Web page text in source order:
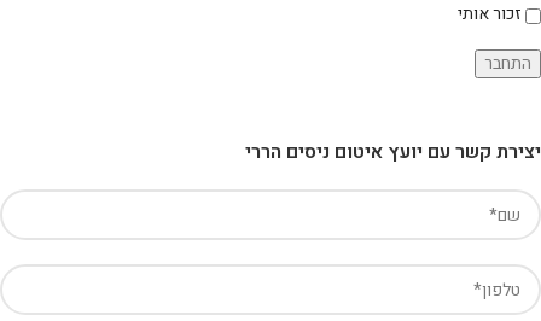
זכור אותי
התחבר
יצירת קשר עם יועץ איטום ניסים הררי